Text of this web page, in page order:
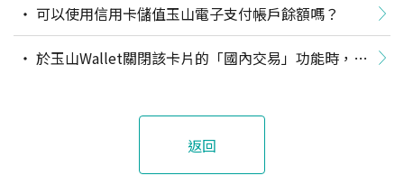
適用各種台灣Pay通路「限定金融卡／帳戶」的活動優惠
嗎？
可以使用信用卡儲值玉山電子支付帳戶餘額嗎？
返回